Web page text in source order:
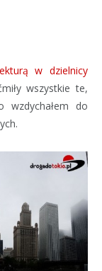
w dzielnicy
wszystkie te,
wzdychałem do